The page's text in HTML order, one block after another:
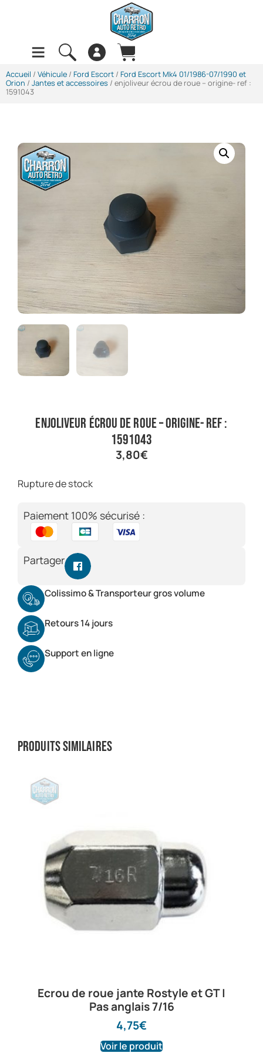
Accueil / Véhicule / Ford Escort / Ford Escort Mk4 01/1986-07/1990 et
Orion / Jantes et accessoires / enjoliveur écrou de roue – origine- ref :
1591043
enjoliveur écrou de roue – origine- ref :
1591043
3,80€
Rupture de stock
Paiement 100% sécurisé :
Partager
Colissimo & Transporteur gros volume
Retours 14 jours
Support en ligne
Produits similaires
Ecrou de roue jante Rostyle et GT |
Pas anglais 7/16
4,75€
Voir le produit